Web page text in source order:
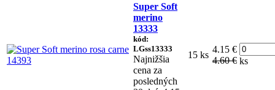
Super Soft
merino
13333
kód:
LGss13333
Najnižšia
cena za
posledných
15 ks
4.15 €
4.60 € ks